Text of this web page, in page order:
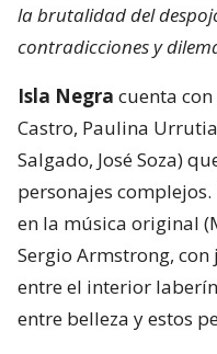
la brutalidad del
contradicciones y
Isla Negra cuenta
Castro, Paulina
Salgado, José Soza)
personajes
en la música original
Sergio Armstrong,
entre el interior
entre belleza y estos